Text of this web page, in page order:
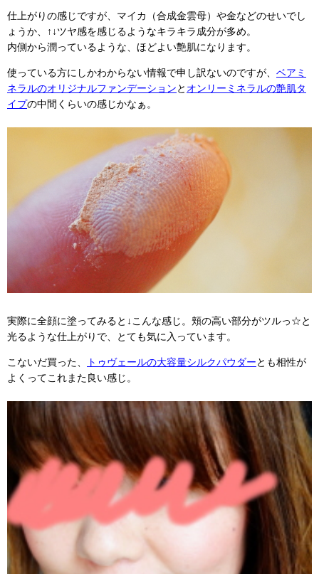
仕上がりの感じですが、マイカ（合成金雲母）や金などのせいでし
ょうか、↑↓ツヤ感を感じるようなキラキラ成分が多め。
内側から潤っているような、ほどよい艶肌になります。
使っている方にしかわからない情報で申し訳ないのですが、 ベアミ
ネラルのオリジナルファンデーションと オンリーミネラルの艶肌タ
イプの中間くらいの感じかなぁ。
実際に全顔に塗ってみると↓こんな感じ。頬の高い部分がツルっ☆と
光るような仕上がりで、とても気に入っています。
こないだ買った、 トゥヴェールの大容量シルクパウダーとも相性が
よくってこれまた良い感じ。